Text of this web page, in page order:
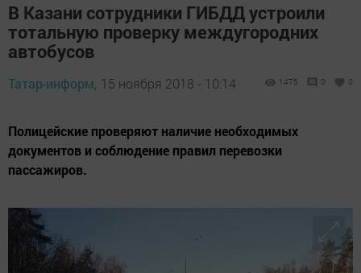
В Казани сотрудники ГИБДД устроили
тотальную проверку междугородних
автобусов
Татар-информ, 15 ноября 2018 - 10:14 1475 0 0
Полицейские проверяют наличие необходимых
документов и соблюдение правил перевозки
пассажиров.